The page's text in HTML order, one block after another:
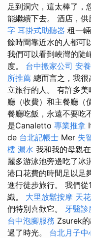
足到洞穴，這太棒了，
能繼續下去。 酒店，供
字 耳掛式助聽器 租一
餘時間靠近水的人都可
我們可以看到峽灣的陡
度。 台中搬家公司 安
所推薦 總而言之，我
立旅行的人。 有許多
廳（收費）和主餐廳（
餐廳吃飯，永遠不要吃
是Canaletto 專業推拿
de 台北記帳士 Mer 失
樓 漏水 我和我的母親
麗多游泳池旁邊吃了冰
港口花費的時間足以足
進行徒步旅行。 我們
織。 大里放鬆按摩 天
們特別喜歡它。 牙醫診
台中泡腳服務 Zsurek
過了時光。 台北月子中